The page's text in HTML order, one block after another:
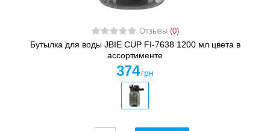
Отзывы (0)
Бутылка для воды JBIE CUP FI-7638 1200 мл цвета в
ассортименте
374 грн